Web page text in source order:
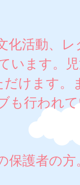
化活動、
います。
けます。
も行われ
保護者の方